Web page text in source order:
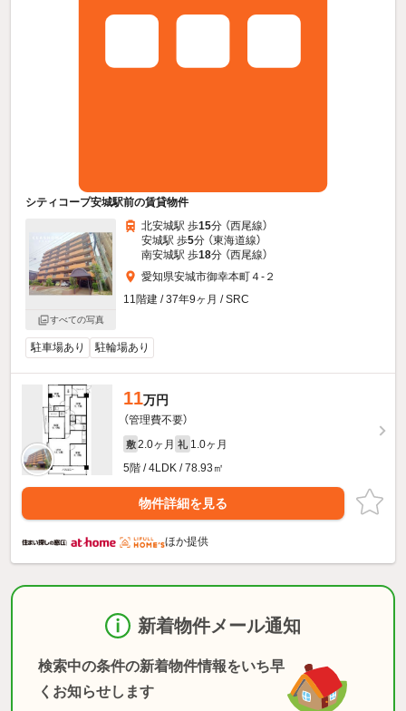
シティコープ安城駅前の賃貸物件
すべての写真
北安城駅 歩15分 （西尾線）
安城駅 歩5分 （東海道線）
南安城駅 歩18分 （西尾線）
愛知県安城市御幸本町４-２
11階建 / 37年9ヶ月 / SRC
駐車場あり 駐輪場あり
11万円
（管理費不要）
敷 2.0ヶ月 礼 1.0ヶ月
5階 / 4LDK / 78.93㎡
物件詳細を見る
ほか提供
新着物件メール通知
検索中の条件の新着物件情報をいち早
くお知らせします